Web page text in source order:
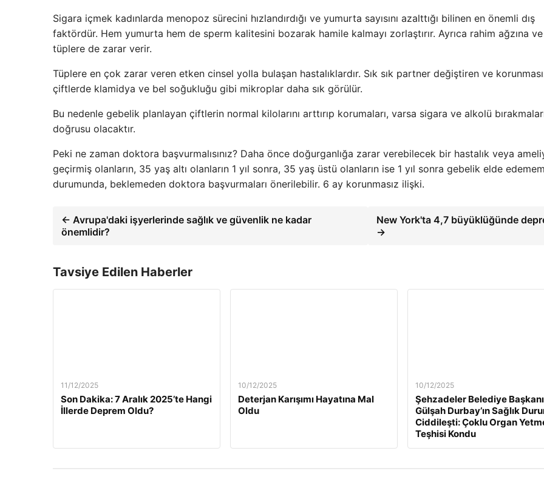
Sigara içmek kadınlarda menopoz sürecini hızlandırdığı ve yumurta sayısını azalttığı bilinen en önemli dış
faktördür. Hem yumurta hem de sperm kalitesini bozarak hamile kalmayı zorlaştırır. Ayrıca rahim ağzına ve
tüplere de zarar verir.
Tüplere en çok zarar veren etken cinsel yolla bulaşan hastalıklardır. Sık sık partner değiştiren ve
çiftlerde klamidya ve bel soğukluğu gibi mikroplar daha sık görülür.
Bu nedenle gebelik planlayan çiftlerin normal kilolarını arttırıp korumaları, varsa sigara ve alkolü
doğrusu olacaktır.
Peki ne zaman doktora başvurmalısınız? Daha önce doğurganlığa zarar verebilecek bir hastalık veya
geçirmiş olanların, 35 yaş altı olanların 1 yıl sonra, 35 yaş üstü olanların ise 1 yıl sonra gebelik elde
durumunda, beklemeden doktora başvurmaları önerilebilir. 6 ay korunmasız ilişki.
← Avrupa'daki işyerlerinde sağlık ve güvenlik ne kadar
önemlidir?
New York'ta 4,7 büyüklüğünde
→
Tavsiye Edilen Haberler
11/12/2025
Son Dakika: 7 Aralık 2025’te Hangi
İllerde Deprem Oldu?
10/12/2025
Deterjan Karışımı Hayatına Mal
Oldu
10/12/2025
Şehzadeler Belediye Başkanı
Gülşah Durbay’ın Sağlık
Ciddileşti: Çoklu Organ
Teşhisi Kondu